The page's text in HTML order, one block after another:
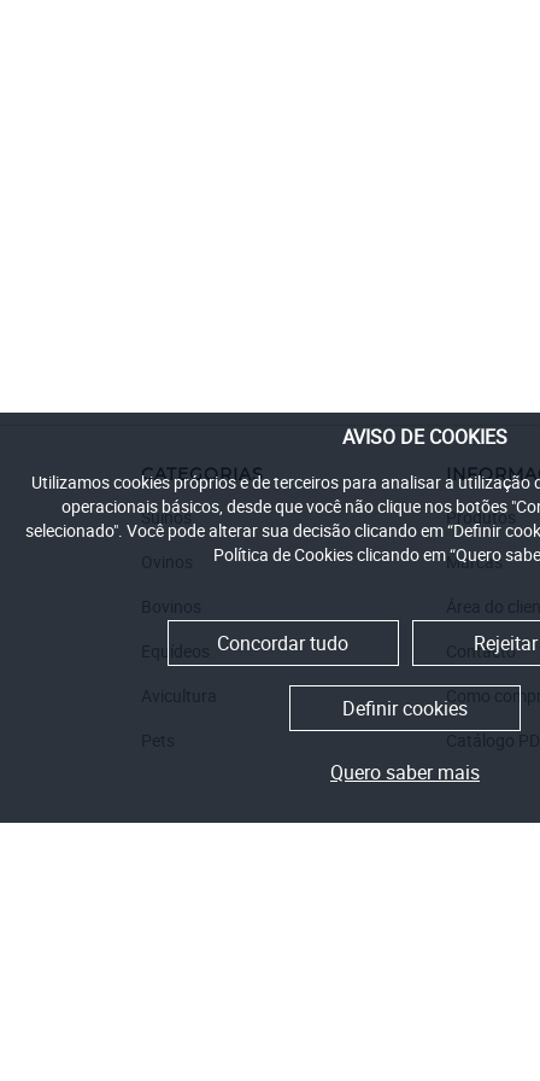
COLEIRA
Ref.:5458
€ 238,90
CATEGORIAS
Suínos
Produtos
Marcas
Contacto
AVISO DE COOKIES
Utilizamos cookies próprios e de terceiros para analisar a utilização
operacionais básicos, desde que você não clique nos botões
selecionado". Você pode alterar sua decisão clicando em “Definir
Política de Cookies clicando em “Quero
Concordar tudo
Definir cookies
Quero saber mais